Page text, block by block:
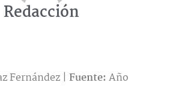
Redacción
Fernández | Fuente:Año